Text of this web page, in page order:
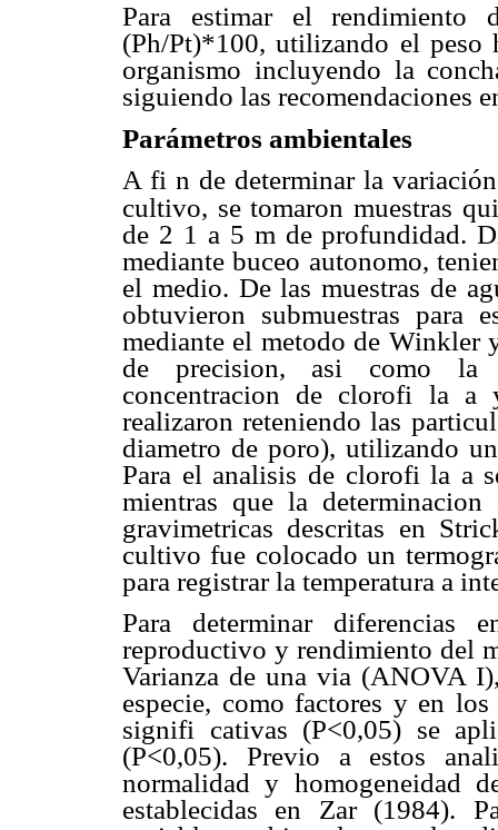
Para estimar el
(Ph/Pt)*100, utilizando el
organismo incluyendo la
siguiendo las recomendaciones
Parámetros ambientales
A fi n de determinar la
cultivo, se tomaron muestras
de 2 1 a 5 m de profundidad.
mediante buceo autonomo,
el medio. De las muestras de
obtuvieron submuestras para
mediante el metodo de Winkler
de precision, asi como la
concentracion de clorofi la a
realizaron reteniendo las
diametro de poro), utilizando
Para el analisis de clorofi la a
mientras que la
gravimetricas descritas en
cultivo fue colocado un
para registrar la temperatura a
Para determinar diferencias
reproductivo y rendimiento del
Varianza de una via (ANOVA
especie, como factores y en
signifi cativas (P<0,05) se
(P<0,05). Previo a estos
normalidad y homogeneidad
establecidas en Zar (1984).